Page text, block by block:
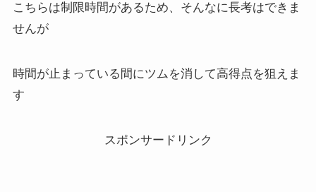
こちらは制限時間があるため、そんなに長考はできま
せんが
時間が止まっている間にツムを消して高得点を狙えま
す
スポンサードリンク